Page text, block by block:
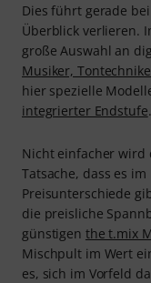
Dies führt gerade
Überblick verlieren.
große Auswahl an
Musiker,
hier spezielle
integrierter Endstufe.
Nicht einfacher wird
Tatsache, dass es
Preisunterschiede
die preisliche
günstigen the t.mix
Mischpult im Wert
es, sich im Vorfeld